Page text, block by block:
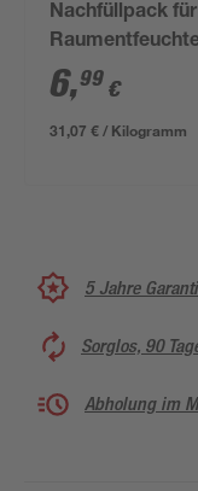
Nachfüllpack für
75 g Apfel
6,99 €
31,07 € / Kilogramm
5 Jahre
Sorglos, 90
Abholung im